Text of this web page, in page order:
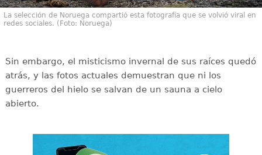
La selección de Noruega compartió esta fotografía que se volvió viral en
redes sociales. (Foto: Noruega)
Sin embargo, el misticismo invernal de sus raíces quedó
atrás, y las fotos actuales demuestran que ni los
guerreros del hielo se salvan de un sauna a cielo
abierto.